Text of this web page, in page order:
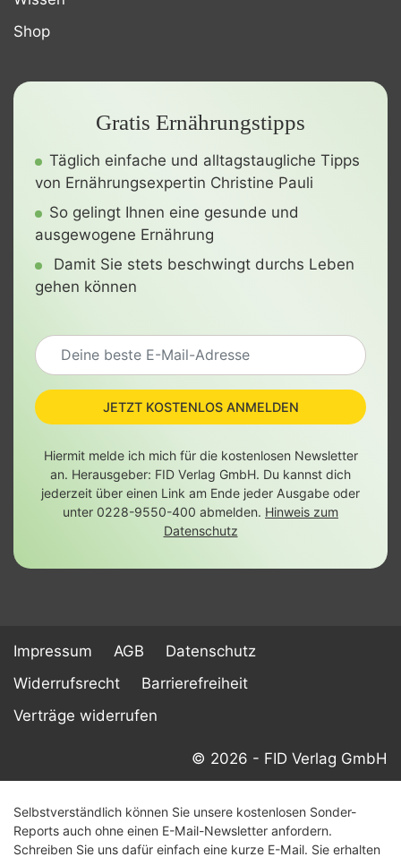
Shop
Gratis Ernährungstipps
Täglich einfache und alltagstaugliche Tipps
von Ernährungsexpertin Christine Pauli
So gelingt Ihnen eine gesunde und
ausgewogene Ernährung
Damit Sie stets beschwingt durchs Leben
gehen können
JETZT KOSTENLOS ANMELDEN
Hiermit melde ich mich für die kostenlosen Newsletter
an. Herausgeber: FID Verlag GmbH. Du kannst dich
jederzeit über einen Link am Ende jeder Ausgabe oder
unter 0228-9550-400 abmelden. Hinweis zum
Datenschutz
Impressum AGB
Datenschutz
Widerrufsrecht
Barrierefreiheit
Verträge widerrufen
© 2026 - FID Verlag GmbH
Selbstverständlich können Sie unsere kostenlosen Sonder-
Reports auch ohne einen E-Mail-Newsletter anfordern.
Schreiben Sie uns dafür einfach eine kurze E-Mail. Sie erhalten